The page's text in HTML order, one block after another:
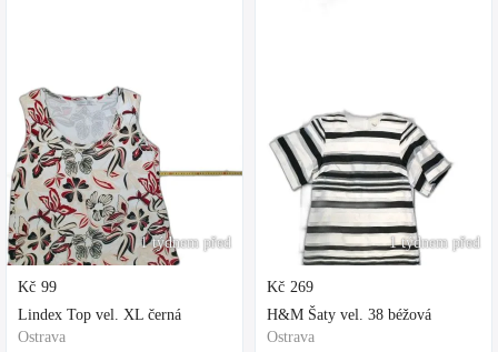
1 týdnem před
Kč 99
Lindex Top vel. XL černá
Ostrava
1 týdnem před
Kč 269
H&M Šaty vel. 38 béžová
Ostrava